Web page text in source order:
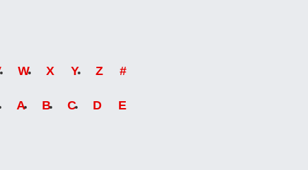
Z #
W X Y
A B C D E